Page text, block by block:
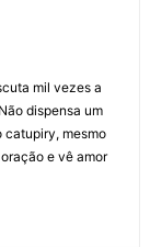
mil vezes a
dispensa um
catupiry, mesmo
e vê amor